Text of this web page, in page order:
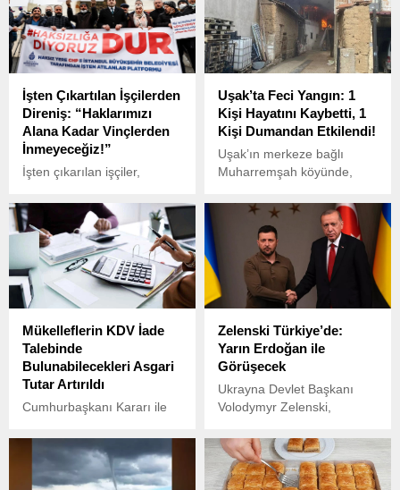
İşten Çıkartılan İşçilerden
Direniş: “Haklarımızı
Alana Kadar Vinçlerden
İnmeyeceğiz!”
İşten çıkarılan işçiler,
ödenmesi ve haklarını
alamamaları nedeniyle uzun
süredir direnişlerini
sürdürüyor.
Uşak’ta Feci Yangın: 1
Kişi Hayatını Kaybetti, 1
Kişi Dumandan Etkilendi!
Uşak’ın merkeze bağlı
Muharremşah köyünde,
üst katındaki evde henüz
belirlenemeyen bir nedenle
yangın çıktı.
Mükelleflerin KDV İade
Talebinde
Bulunabilecekleri Asgari
Tutar Artırıldı
Cumhurbaşkanı Kararı ile
vergisi (KDV) iade talebinde
bulunabilecekleri asgari
tutar 10 bin liraya yükseltildi.
Zelenski Türkiye’de:
Yarın Erdoğan ile
Görüşecek
Ukrayna Devlet Başkanı
Volodymyr Zelenski,
için geldi. Zelenski’nin
başkanlık ettiği heyeti
taşıyan uçak, 21:08’de